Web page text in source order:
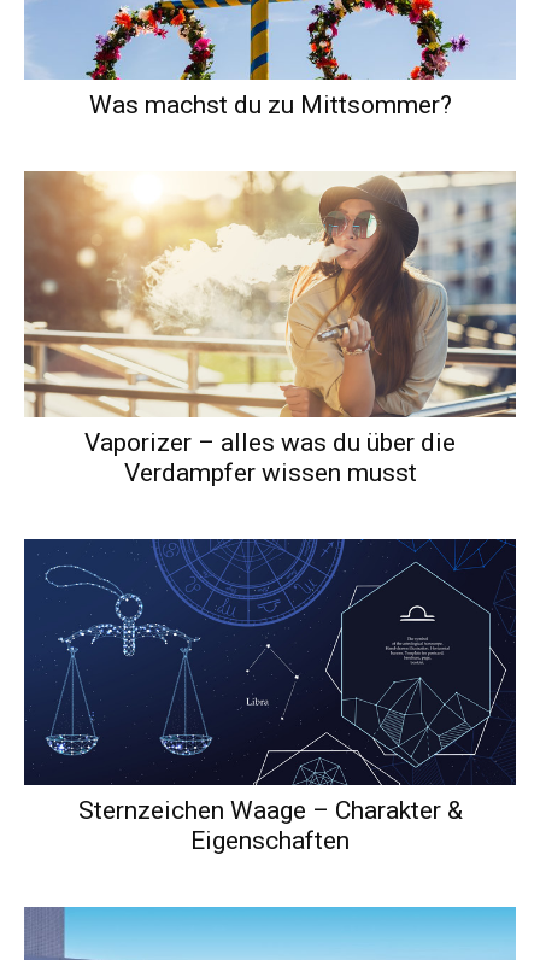
Was machst du zu Mittsommer?
Vaporizer – alles was du über die
Verdampfer wissen musst
Sternzeichen Waage – Charakter &
Eigenschaften